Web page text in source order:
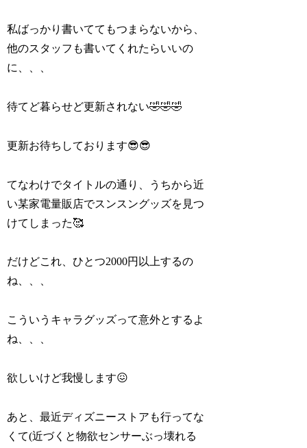
私ばっかり書いててもつまらないから、
他のスタッフも書いてくれたらいいの
に、、、
待てど暮らせど更新されない🤣🤣🤣
更新お待ちしております😎😎
てなわけでタイトルの通り、うちから近
い某家電量販店でスンスングッズを見つ
けてしまった🥰
だけどこれ、ひとつ2000円以上するの
ね、、、
こういうキャラグッズって意外とするよ
ね、、、
欲しいけど我慢します😖
あと、最近ディズニーストアも行ってな
くて(近づくと物欲センサーぶっ壊れる